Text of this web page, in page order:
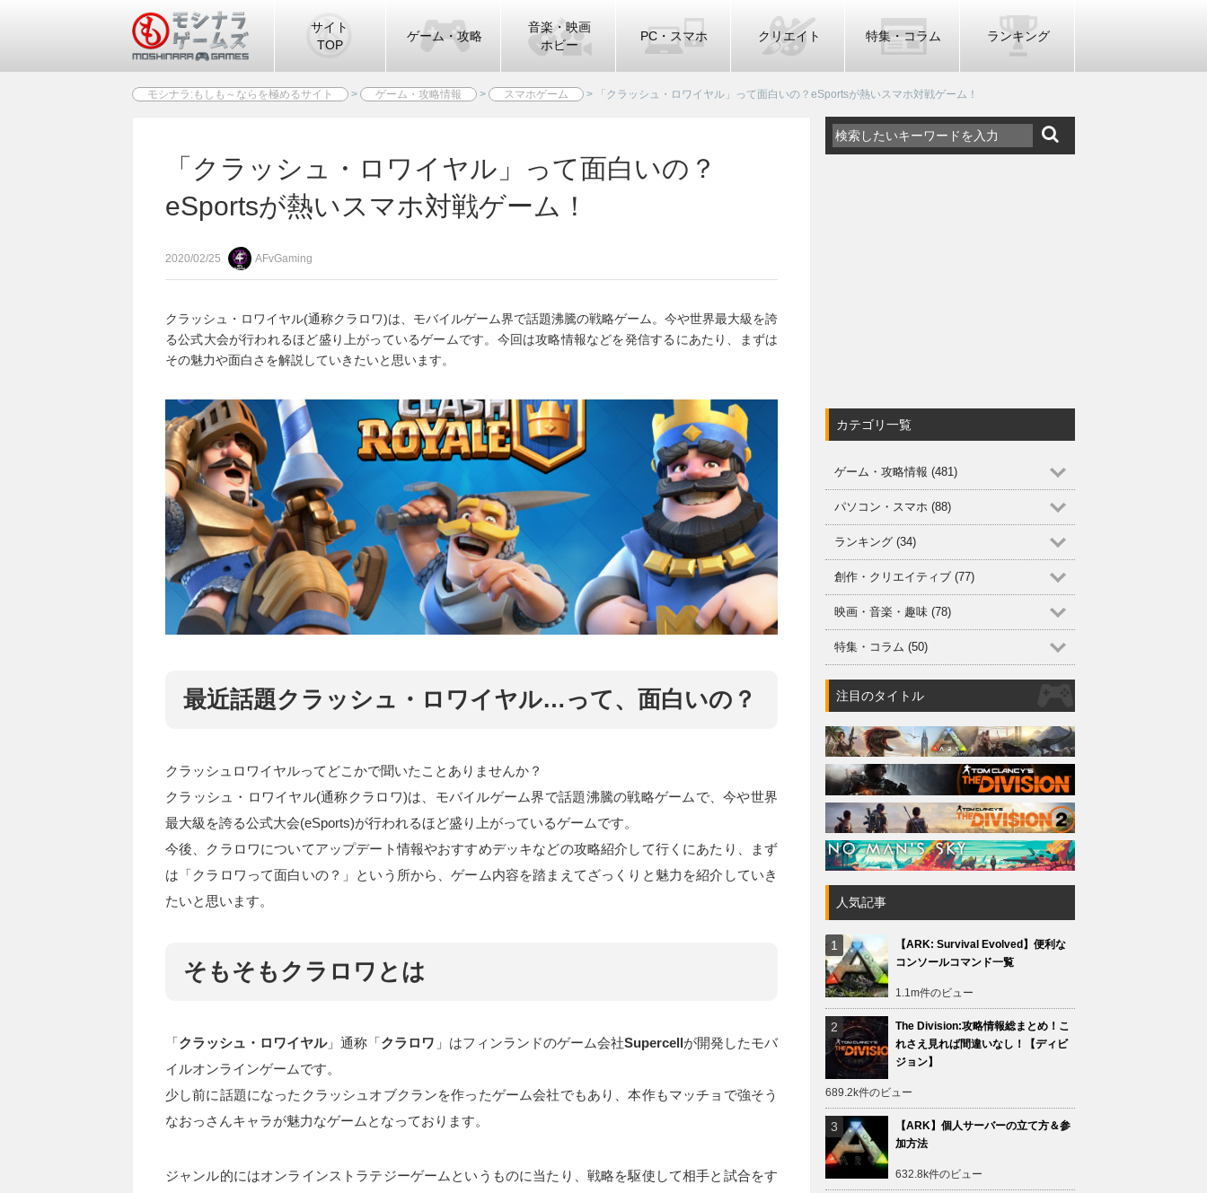
サイト
TOP
ゲーム・攻略
音楽・映画
ホビー
PC・スマホ クリエイト 特集・コラム ランキング
モシナラ:もしも～ならを極めるサイト > ゲーム・攻略情報 > スマホゲーム > 「クラッシュ・ロワイヤル」って面白いの？eSportsが熱いスマホ対戦ゲーム！
「クラッシュ・ロワイヤル」って面白いの？
eSportsが熱いスマホ対戦ゲーム！
2020/02/25 AFvGaming
クラッシュ・ロワイヤル(通称クラロワ)は、モバイルゲーム界で話題沸騰の戦略ゲーム。今や世界最大級を誇
る公式大会が行われるほど盛り上がっているゲームです。今回は攻略情報などを発信するにあたり、まずは
その魅力や面白さを解説していきたいと思います。
最近話題クラッシュ・ロワイヤル…って、面白いの？
クラッシュロワイヤルってどこかで聞いたことありませんか？
クラッシュ・ロワイヤル(通称クラロワ)は、モバイルゲーム界で話題沸騰の戦略ゲームで、今や世界
最大級を誇る公式大会(eSports)が行われるほど盛り上がっているゲームです。
今後、クラロワについてアップデート情報やおすすめデッキなどの攻略紹介して行くにあたり、まず
は「クラロワって面白いの？」という所から、ゲーム内容を踏まえてざっくりと魅力を紹介していき
たいと思います。
そもそもクラロワとは
「クラッシュ・ロワイヤル」通称「クラロワ 」はフィンランドのゲーム会社Supercellが開発したモバ
イルオンラインゲームです。
少し前に話題になったクラッシュオブクランを作ったゲーム会社でもあり、本作もマッチョで強そう
なおっさんキャラが魅力なゲームとなっております。
ジャンル的にはオンラインストラテジーゲームというものに当たり、戦略を駆使して相手と試合をす
カテゴリ一覧
ゲーム・攻略情報 (481)
パソコン・スマホ (88)
ランキング (34)
創作・クリエイティブ (77)
映画・音楽・趣味 (78)
特集・コラム (50)
注目のタイトル
人気記事
【ARK: Survival Evolved】便利な
コンソールコマンド一覧
1.1m件のビュー
The Division:攻略情報総まとめ！こ
れさえ見れば間違いなし！【ディビ
ジョン】
689.2k件のビュー
【ARK】個人サーバーの立て方＆参
加方法
632.8k件のビュー